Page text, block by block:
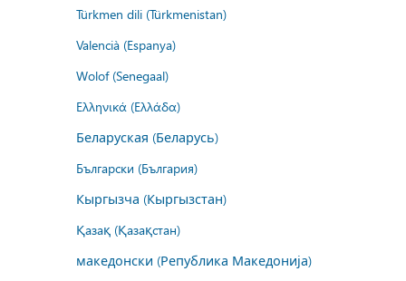
Türkmen dili (Türkmenistan)
Valencià (Espanya)
Wolof (Senegaal)
Ελληνικά (Ελλάδα)
Беларуская (Беларусь)
Български (България)
Кыргызча (Кыргызстан)
Қазақ (Қазақстан)
македонски (Република Македонија)